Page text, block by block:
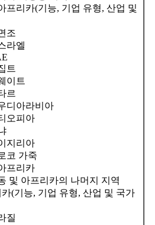
프리카(기능, 기업 유형, 산업 및
조
라엘
트
이트
르
디아라비아
오피아
지리아
코 가죽
프리카
및 아프리카의 나머지 지역
(기능, 기업 유형, 산업 및 국가
질